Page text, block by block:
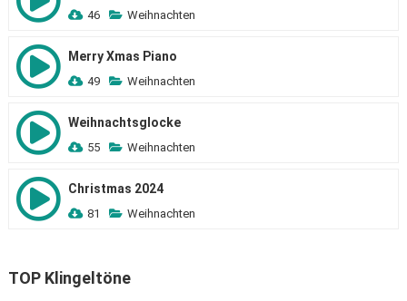
46 Weihnachten
Merry Xmas Piano
49 Weihnachten
Weihnachtsglocke
55 Weihnachten
Christmas 2024
81 Weihnachten
TOP Klingeltöne